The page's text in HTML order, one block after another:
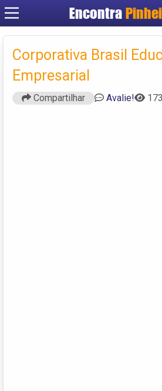
Encontra
Criar conta
Corporativa Brasil
Empresarial
Compartilhar Avalie! 173